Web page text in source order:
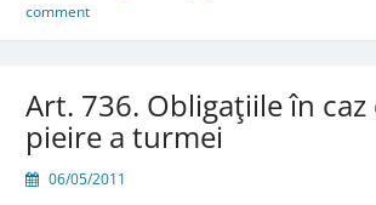
a
comment
Art. 736. Obligaţiile în caz
pieire a turmei
06/05/2011